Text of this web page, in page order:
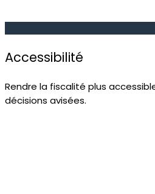
Accessibilité
Rendre la fiscalité plus
décisions avisées.